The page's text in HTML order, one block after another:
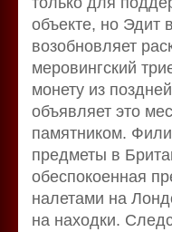
объекте, но Эдит
возобновляет
меровингский
монету из
объявляет это
памятником.
предметы в
обеспокоенная
налетами на
на находки.